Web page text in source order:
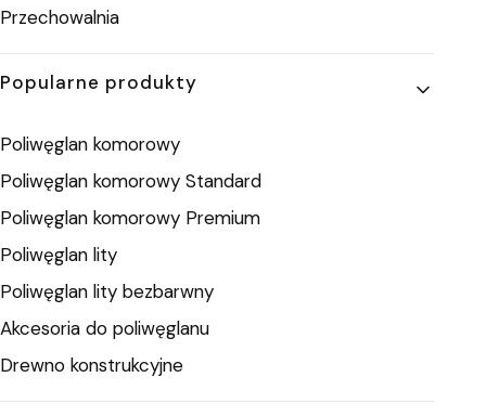
Przechowalnia
Popularne produkty
Poliwęglan komorowy
Poliwęglan komorowy Standard
Poliwęglan komorowy Premium
Poliwęglan lity
Poliwęglan lity bezbarwny
Akcesoria do poliwęglanu
Drewno konstrukcyjne